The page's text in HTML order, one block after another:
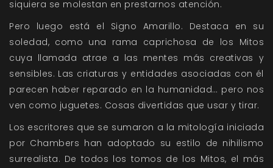
siquiera se molestan en prestarnos atención.
Pero luego está el Signo Amarillo. Destaca en su
soledad, como una rama caprichosa de los Mitos
cuya llamada atrae a las mentes más creativas y
sensibles. Las criaturas y entidades asociadas con él
parecen haber reparado en la humanidad… pero nos
ven como juguetes. Cosas divertidas que usar y tirar.
Los escritores que se sumaron a la mitología iniciada
por Chambers han adoptado su estilo de nihilismo
surrealista. De todos los tomos de los Mitos, el más